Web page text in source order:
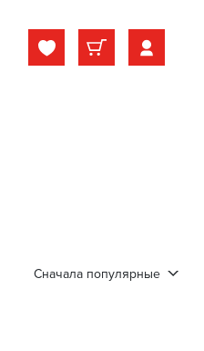
Сначала популярные